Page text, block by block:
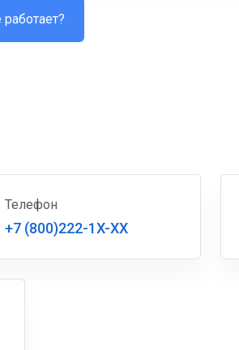
Телефон
+7 (800)222-1X-XX